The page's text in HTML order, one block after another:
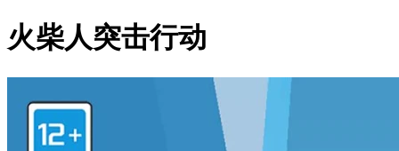
火柴人突击行动